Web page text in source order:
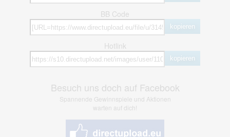
BB Code
kopieren
Hotlink
kopieren
Besuch uns doch auf Facebook
Spannende Gewinnspiele und Aktionen
warten auf dich!